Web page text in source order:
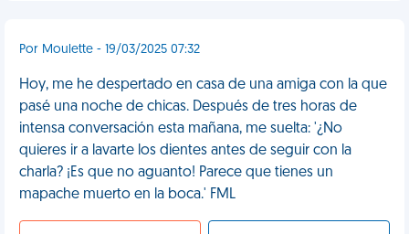
Por Moulette - 19/03/2025 07:32
Hoy, me he despertado en casa de una amiga con la que
pasé una noche de chicas. Después de tres horas de
intensa conversación esta mañana, me suelta: '¿No
quieres ir a lavarte los dientes antes de seguir con la
charla? ¡Es que no aguanto! Parece que tienes un
mapache muerto en la boca.' FML